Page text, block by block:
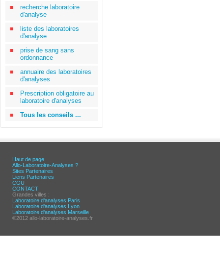
recherche laboratoire
d'analyse
liste des laboratoires
d'analyse
prise de sang sans
ordonnance
annuaire des laboratoires
d'analyses
Prescription obligatoire au
laboratoire d'analyses
Tous les conseils ...
Haut de page
Allo-Laboratoire-Analyses ?
Sites Partenaires
Liens Partenaires
CGU
CONTACT
Grandes villes :
Laboratoire d'analyses Paris
Laboratoire d'analyses Lyon
Laboratoire d'analyses Marseille
©2012 allo-laboratoire-analyses.fr